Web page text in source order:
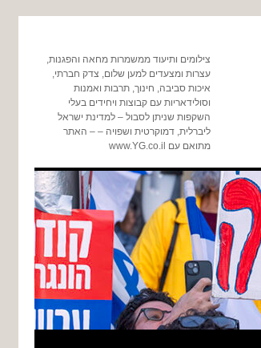
צילומים ותיעוד ממשמרות מחאה והפגנות,
עצרות ומצעדים למען שלום, צדק חברתי,
איכות סביבה, חינוך, תרבות ואמנות
וסולידאריות עם קבוצות ויחידים בעלי
השקפות שניתן לסבול – למדינת ישראל
ליברלית, דמוקרטית ושפויה – – האתר
מתואם עם www.YG.co.il